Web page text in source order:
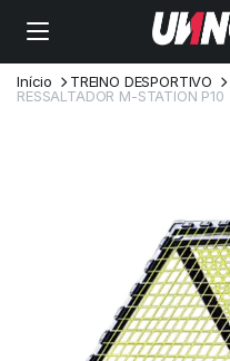
Início TREINO DESPORTIVO
RESSALTADOR M-STATION P10